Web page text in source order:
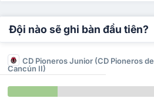
Đội nào sẽ ghi bàn đầu tiên?
CD Pioneros Junior (CD Pioneros de
Cancún II)